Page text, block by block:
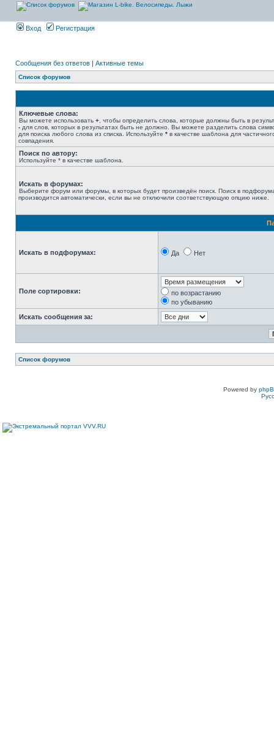
Вход Регистрация
Сообщения без ответов | Активные темы
Список форумов
Ключевые слова:
Вы можете использовать + , чтобы определить слова, которые должны быть в
- для слов, которых в результатах быть не должно. Вы можете разделить слова
для поиска любого слова из списка. Используйте * в качестве шаблона для
совпадения.
Поиск по автору:
Используйте * в качестве шаблона.
Искать в форумах:
Выберите форум или форумы, в которых будет произведён поиск. Поиск в
производится автоматически, если вы не отключили соответствующую опцию ниже.
Искать в подфорумах: Да Нет
Поле сортировки:
по возрастанию
по убыванию
Искать сообщения за:
Список форумов
Powered by